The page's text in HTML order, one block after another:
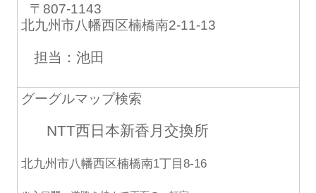
〒807-1143
北九州市八幡西区楠橋南2-11-13
担当：池田
グーグルマップ検索
NTT西日本新香月交換所
北九州市八幡西区楠橋南1丁目8-16